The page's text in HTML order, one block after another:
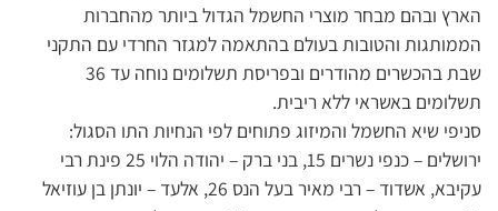
הארץ ובהם מבחר מוצרי החשמל הגדול ביותר מהחברות
הממותגות והטובות בעולם בהתאמה למגזר החרדי עם התקני
שבת בהכשרים מהודרים ובפריסת תשלומים נוחה עד 36
תשלומים באשראי ללא ריבית.
סניפי שיא החשמל והמיזוג פתוחים לפי הנחיות התו הסגול:
ירושלים – כנפי נשרים 15, בני ברק – יהודה הלוי 25 פינת רבי
עקיבא, אשדוד – רבי מאיר בעל הנס 26, אלעד – יונתן בן עוזיאל